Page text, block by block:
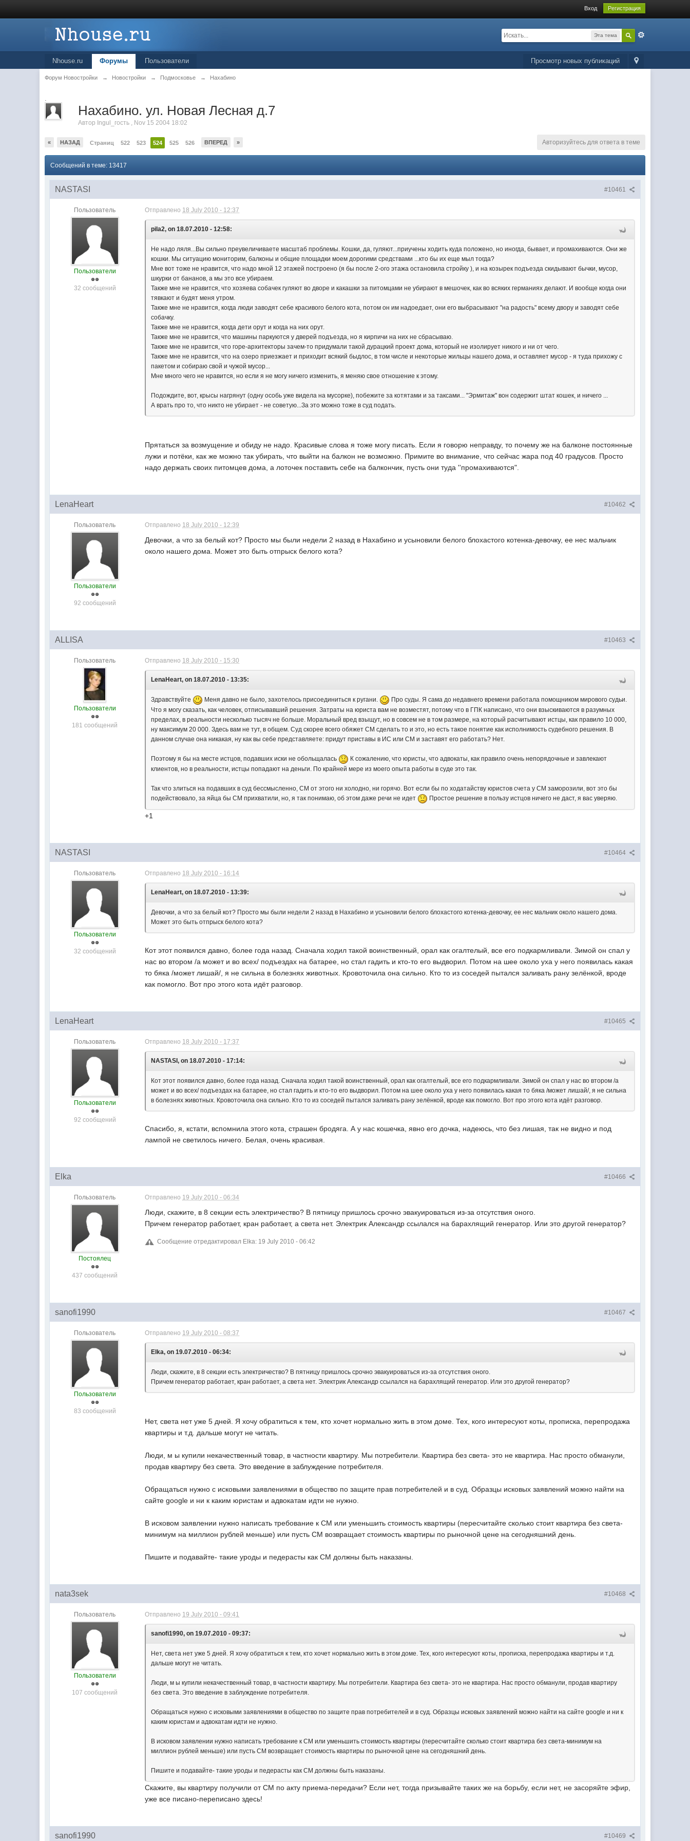
Вход Регистрация
Эта тема
Просмотр новых публикаций
Nhouse.ru Форумы Пользователи
Форум Новостройки → Новостройки → Подмосковье → Нахабино
.
Нахабино. ул. Новая Лесная д.7
Автор Ingul_гость , Nov 15 2004 18:02
« НАЗАД Страниц 522 523 524 525 526 ВПЕРЕД » Авторизуйтесь для ответа в теме
Сообщений в теме: 13417
#10461
NASTASI
Пользователь
Пользователи
32 сообщений
Отправлено 18 July 2010 - 12:37
pila2, on 18.07.2010 - 12:58:
Не надо ляля...Вы сильно преувеличиваете масштаб проблемы. Кошки, да, гуляют...приучены ходить куда положено, но иногда, бывает, и промахиваются. Они же
кошки. Мы ситуацию мониторим, балконы и общие площадки моем дорогими средствами ...кто бы их еще мыл тогда?
Мне вот тоже не нравится, что надо мной 12 этажей построено (я бы после 2-ого этажа остановила стройку ), и на козырек подъезда скидывают бычки, мусор,
шкурки от бананов, а мы это все убираем.
Также мне не нравится, что хозяева собачек гуляют во дворе и какашки за питомцами не убирают в мешочек, как во всяких германиях делают. И вообще когда они
тявкают и будят меня утром.
Также мне не нравится, когда люди заводят себе красивого белого кота, потом он им надоедает, они его выбрасывают "на радость" всему двору и заводят себе
собачку.
Также мне не нравится, когда дети орут и когда на них орут.
Также мне не нравится, что машины паркуются у дверей подъезда, но я кирпичи на них не сбрасываю.
Также мне не нравится, что горе-архитекторы зачем-то придумали такой дурацкий проект дома, который не изолирует никого и ни от чего.
Также мне не нравится, что на озеро приезжает и приходит всякий быдлос, в том числе и некоторые жильцы нашего дома, и оставляет мусор - я туда прихожу с
пакетом и собираю свой и чужой мусор...
Мне много чего не нравится, но если я не могу ничего изменить, я меняю свое отношение к этому.
Подождите, вот, крысы нагрянут (одну особь уже видела на мусорке), побежите за котятами и за таксами... "Эрмитаж" вон содержит штат кошек, и ничего ...
А врать про то, что никто не убирает - не советую...За это можно тоже в суд подать.
Прятаться за возмущение и обиду не надо. Красивые слова я тоже могу писать. Если я говорю неправду, то почему же на балконе постоянные
лужи и потёки, как же можно так убирать, что выйти на балкон не возможно. Примите во внимание, что сейчас жара под 40 градусов. Просто
надо держать своих питомцев дома, а лоточек поставить себе на балкончик, пусть они туда ''промахиваются".
#10462
LenaHeart
Пользователь
Пользователи
92 сообщений
Отправлено 18 July 2010 - 12:39
Девочки, а что за белый кот? Просто мы были недели 2 назад в Нахабино и усыновили белого блохастого котенка-девочку, ее нес мальчик
около нашего дома. Может это быть отпрыск белого кота?
#10463
ALLISA
Пользователь
Пользователи
181 сообщений
Отправлено 18 July 2010 - 15:30
LenaHeart, on 18.07.2010 - 13:35:
Здравствуйте Меня давно не было, захотелось присоединиться к ругани.
Про суды. Я сама до недавнего времени работала помощником мирового судьи.
Что я могу сказать, как человек, отписывавший решения. Затраты на юриста вам не возместят, потому что в ГПК написано, что они взыскиваются в разумных
пределах, в реальности несколько тысяч не больше. Моральный вред взыщут, но в совсем не в том размере, на который расчитывают истцы, как правило 10 000,
ну максимум 20 000. Здесь вам не тут, в общем. Суд скорее всего обяжет СМ сделать то и это, но есть такое понятие как исполнимость судебного решения. В
данном случае она никакая, ну как вы себе представляете: придут приставы в ИС или СМ и заставят его работать? Нет.
Поэтому я бы на месте истцов, подавших иски не обольщалась
К сожалению, что юристы, что адвокаты, как правило очень непорядочные и завлекают
клиентов, но в реальности, истцы попадают на деньги. По крайней мере из моего опыта работы в суде это так.
Так что злиться на подавших в суд бессмысленно, СМ от этого ни холодно, ни горячо. Вот если бы по ходатайству юристов счета у СМ заморозили, вот это бы
подействовало, за яйца бы СМ прихватили, но, я так понимаю, об этом даже речи не идет
Простое решение в пользу истцов ничего не даст, я вас уверяю.
+1
#10464
NASTASI
Пользователь
Пользователи
32 сообщений
Отправлено 18 July 2010 - 16:14
LenaHeart, on 18.07.2010 - 13:39:
Девочки, а что за белый кот? Просто мы были недели 2 назад в Нахабино и усыновили белого блохастого котенка-девочку, ее нес мальчик около нашего дома.
Может это быть отпрыск белого кота?
Кот этот появился давно, более года назад. Сначала ходил такой воинственный, орал как огалтелый, все его подкармливали. Зимой он спал у
нас во втором /а может и во всех/ подъездах на батарее, но стал гадить и кто-то его выдворил. Потом на шее около уха у него появилась какая
то бяка /может лишай/, я не сильна в болезнях животных. Кровоточила она сильно. Кто то из соседей пытался заливать рану зелёнкой, вроде
как помогло. Вот про этого кота идёт разговор.
#10465
LenaHeart
Пользователь
Пользователи
92 сообщений
Отправлено 18 July 2010 - 17:37
NASTASI, on 18.07.2010 - 17:14:
Кот этот появился давно, более года назад. Сначала ходил такой воинственный, орал как огалтелый, все его подкармливали. Зимой он спал у нас во втором /а
может и во всех/ подъездах на батарее, но стал гадить и кто-то его выдворил. Потом на шее около уха у него появилась какая то бяка /может лишай/, я не сильна
в болезнях животных. Кровоточила она сильно. Кто то из соседей пытался заливать рану зелёнкой, вроде как помогло. Вот про этого кота идёт разговор.
Спасибо, я, кстати, вспомнила этого кота, страшен бродяга. А у нас кошечка, явно его дочка, надеюсь, что без лишая, так не видно и под
лампой не светилось ничего. Белая, очень красивая.
#10466
Elka
Пользователь
Постоялец
437 сообщений
Отправлено 19 July 2010 - 06:34
Люди, скажите, в 8 секции есть электричество? В пятницу пришлось срочно эвакуироваться из-за отсутствия оного.
Причем генератор работает, кран работает, а света нет. Электрик Александр ссылался на барахлящий генератор. Или это другой генератор?
Сообщение отредактировал Elka: 19 July 2010 - 06:42
#10467
sanofi1990
Пользователь
Пользователи
83 сообщений
Отправлено 19 July 2010 - 08:37
Elka, on 19.07.2010 - 06:34:
Люди, скажите, в 8 секции есть электричество? В пятницу пришлось срочно эвакуироваться из-за отсутствия оного.
Причем генератор работает, кран работает, а света нет. Электрик Александр ссылался на барахлящий генератор. Или это другой генератор?
Нет, света нет уже 5 дней. Я хочу обратиться к тем, кто хочет нормально жить в этом доме. Тех, кого интересуют коты, прописка, перепродажа
квартиры и т.д. дальше могут не читать.
Люди, м ы купили некачественный товар, в частности квартиру. Мы потребители. Квартира без света- это не квартира. Нас просто обманули,
продав квартиру без света. Это введение в заблуждение потребителя.
Обращаться нужно с исковыми заявлениями в общество по защите прав потребителей и в суд. Образцы исковых заявлений можно найти на
сайте google и ни к каким юристам и адвокатам идти не нужно.
В исковом заявлении нужно написать требование к СМ или уменьшить стоимость квартиры (пересчитайте сколько стоит квартира без света-
минимум на миллион рублей меньше) или пусть СМ возвращает стоимость квартиры по рыночной цене на сегодняшний день.
Пишите и подавайте- такие уроды и педерасты как СМ должны быть наказаны.
#10468
nata3sek
Пользователь
Пользователи
107 сообщений
Отправлено 19 July 2010 - 09:41
sanofi1990, on 19.07.2010 - 09:37:
Нет, света нет уже 5 дней. Я хочу обратиться к тем, кто хочет нормально жить в этом доме. Тех, кого интересуют коты, прописка, перепродажа квартиры и т.д.
дальше могут не читать.
Люди, м ы купили некачественный товар, в частности квартиру. Мы потребители. Квартира без света- это не квартира. Нас просто обманули, продав квартиру
без света. Это введение в заблуждение потребителя.
Обращаться нужно с исковыми заявлениями в общество по защите прав потребителей и в суд. Образцы исковых заявлений можно найти на сайте google и ни к
каким юристам и адвокатам идти не нужно.
В исковом заявлении нужно написать требование к СМ или уменьшить стоимость квартиры (пересчитайте сколько стоит квартира без света-минимум на
миллион рублей меньше) или пусть СМ возвращает стоимость квартиры по рыночной цене на сегодняшний день.
Пишите и подавайте- такие уроды и педерасты как СМ должны быть наказаны.
Скажите, вы квартиру получили от СМ по акту приема-передачи? Если нет, тогда призывайте таких же на борьбу, если нет, не засоряйте эфир,
уже все писано-переписано здесь!
#10469
sanofi1990